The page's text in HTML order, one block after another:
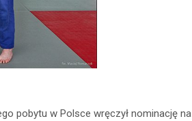
pobytu w Polsce wręczył nominację na